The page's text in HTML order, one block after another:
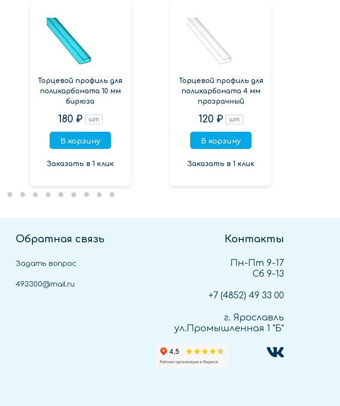
Торцевой профиль для
поликарбоната 10 мм
бирюза
180 ₽ шт
В корзину
Заказать в 1 клик
Торцевой профиль для
поликарбоната 4 мм
прозрачный
120 ₽ шт
В корзину
Заказать в 1 клик
Обратная связь
Задать вопрос
493300@mail.ru
Контакты
Пн-Пт 9-17
Сб 9-13
+7 (4852) 49 33 00
г. Ярославль
ул.Промышленная 1 "Б"